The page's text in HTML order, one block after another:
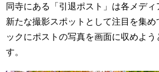
同寺にある「引退ポスト」は各メディ
新たな撮影スポットとして注目を集
ックにポストの写真を画面に収めよう
す。